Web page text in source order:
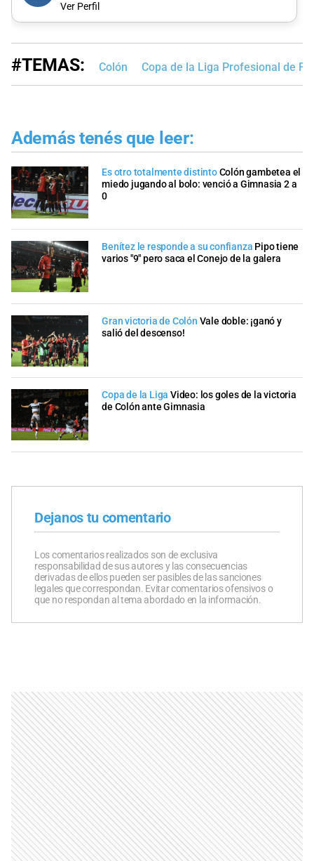
Ver Perfil
#TEMAS: Colón Copa de la Liga Profesional de
Además tenés que leer:
Es otro totalmente distintoColón gambetea el
miedo jugando al bolo: venció a Gimnasia 2 a
0
Benítez le responde a su confianza Pipo tiene
varios "9" pero saca el Conejo de la galera
Gran victoria de Colón Vale doble: ¡ganó y
salió del descenso!
Copa de la Liga Video: los goles de la victoria
de Colón ante Gimnasia
Dejanos tu comentario
Los comentarios realizados son de exclusiva
responsabilidad de sus autores y las consecuencias
derivadas de ellos pueden ser pasibles de las sanciones
legales que correspondan. Evitar comentarios ofensivos o
que no respondan al tema abordado en la información.